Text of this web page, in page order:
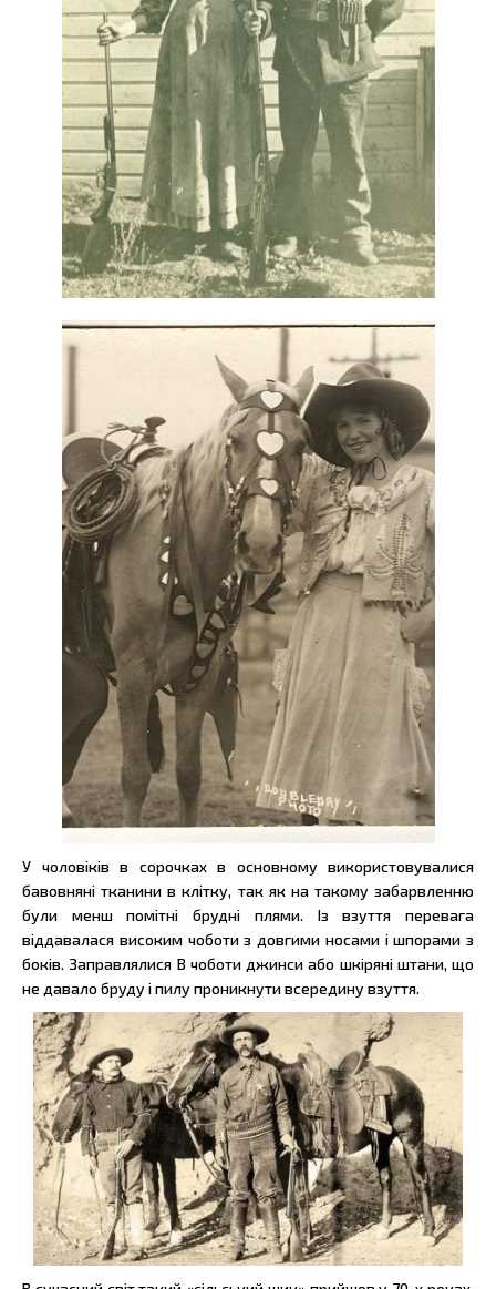
У чоловіків в сорочках в основному використовувалися
бавовняні тканини в клітку, так як на такому забарвленню
були менш помітні брудні плями. Із взуття перевага
віддавалася високим чоботи з довгими носами і шпорами з
боків. Заправлялися В чоботи джинси або шкіряні штани, що
не давало бруду і пилу проникнути всередину взуття.